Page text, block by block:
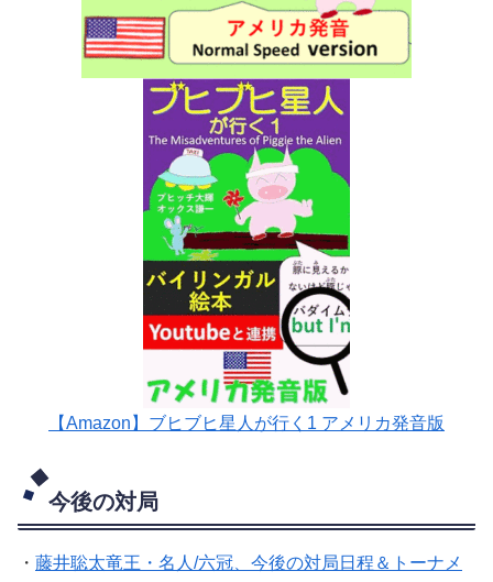
【Amazon】ブヒブヒ星人が行く1 アメリカ発音版
今後の対局
・ 藤井聡太竜王・名人/六冠、今後の対局日程＆トーナメ